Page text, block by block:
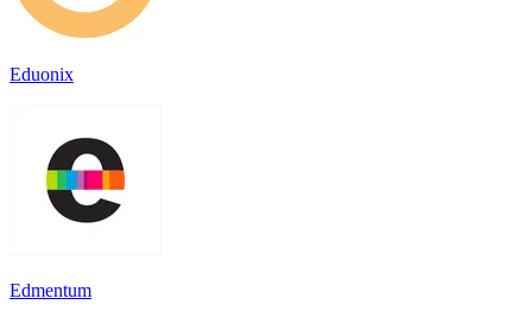
Eduonix
Edmentum